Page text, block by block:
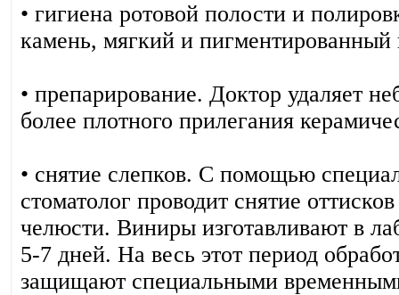
• гигиена ротовой полости и
камень, мягкий и пигментированный
• препарирование. Доктор удаляет
более плотного прилегания
• снятие слепков. С помощью
стоматолог проводит снятие
челюсти. Виниры изготавливают в
5-7 дней. На весь этот период
защищают специальными